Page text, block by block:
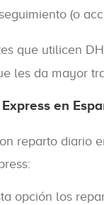
(o
que utilicen
les da mayor
en
reparto diario
opción los